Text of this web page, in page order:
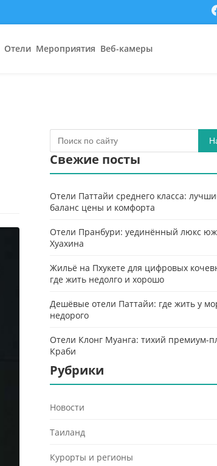
Отели Мероприятия Веб-камеры
Свежие посты
Отели Паттайи среднего класса:
баланс цены и комфорта
Отели Пранбури: уединённый люкс
Хуахина
Жильё на Пхукете для цифровых
где жить недолго и хорошо
Дешёвые отели Паттайи: где жить у
недорого
Отели Клонг Муанга: тихий премиум-
Краби
Рубрики
Новости
Таиланд
Курорты и регионы